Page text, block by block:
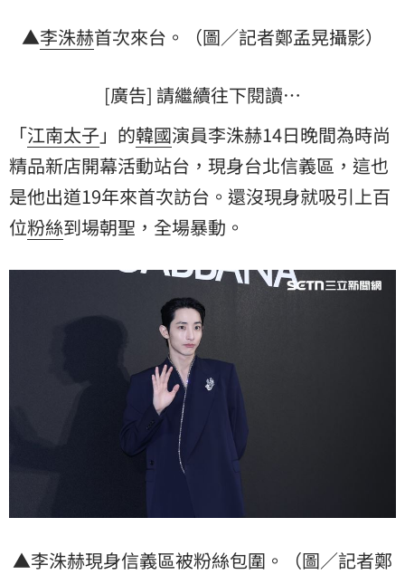
▲李洙赫首次來台。（圖／記者鄭孟晃攝影）
[廣告] 請繼續往下閱讀…
「江南太子 」的韓國演員李洙赫14日晚間為時尚
精品新店開幕活動站台，現身台北信義區，這也
是他出道19年來首次訪台。還沒現身就吸引上百
位粉絲到場朝聖，全場暴動。
▲李洙赫現身信義區被粉絲包圍。（圖／記者鄭